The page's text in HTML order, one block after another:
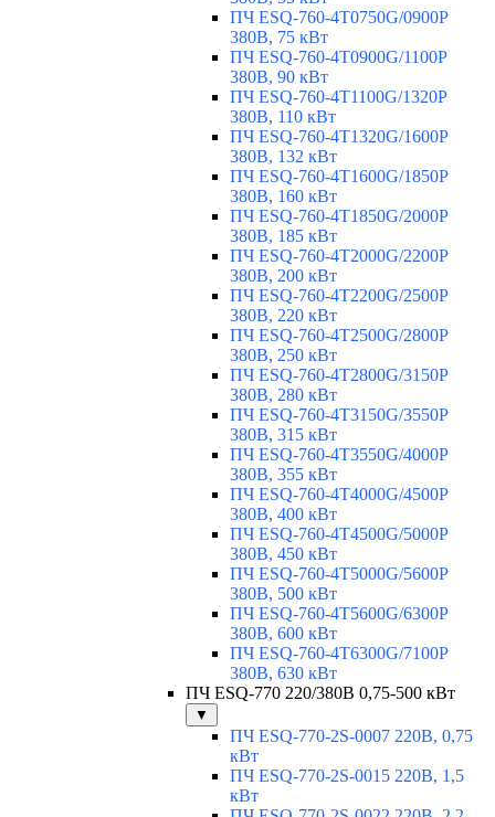
ПЧ ESQ-760-4T0750G/0900P
380В, 75 кВт
ПЧ ESQ-760-4T0900G/1100P
380В, 90 кВт
ПЧ ESQ-760-4T1100G/1320P
380В, 110 кВт
ПЧ ESQ-760-4T1320G/1600P
380В, 132 кВт
ПЧ ESQ-760-4T1600G/1850P
380В, 160 кВт
ПЧ ESQ-760-4T1850G/2000P
380В, 185 кВт
ПЧ ESQ-760-4T2000G/2200P
380В, 200 кВт
ПЧ ESQ-760-4T2200G/2500P
380В, 220 кВт
ПЧ ESQ-760-4T2500G/2800P
380В, 250 кВт
ПЧ ESQ-760-4T2800G/3150P
380В, 280 кВт
ПЧ ESQ-760-4T3150G/3550P
380В, 315 кВт
ПЧ ESQ-760-4T3550G/4000P
380В, 355 кВт
ПЧ ESQ-760-4T4000G/4500P
380В, 400 кВт
ПЧ ESQ-760-4T4500G/5000P
380В, 450 кВт
ПЧ ESQ-760-4T5000G/5600P
380В, 500 кВт
ПЧ ESQ-760-4T5600G/6300P
380В, 600 кВт
ПЧ ESQ-760-4T6300G/7100P
380В, 630 кВт
ПЧ ESQ-770 220/380В 0,75-500 кВт
▼
ПЧ ESQ-770-2S-0007 220В, 0,75
кВт
ПЧ ESQ-770-2S-0015 220В, 1,5
кВт